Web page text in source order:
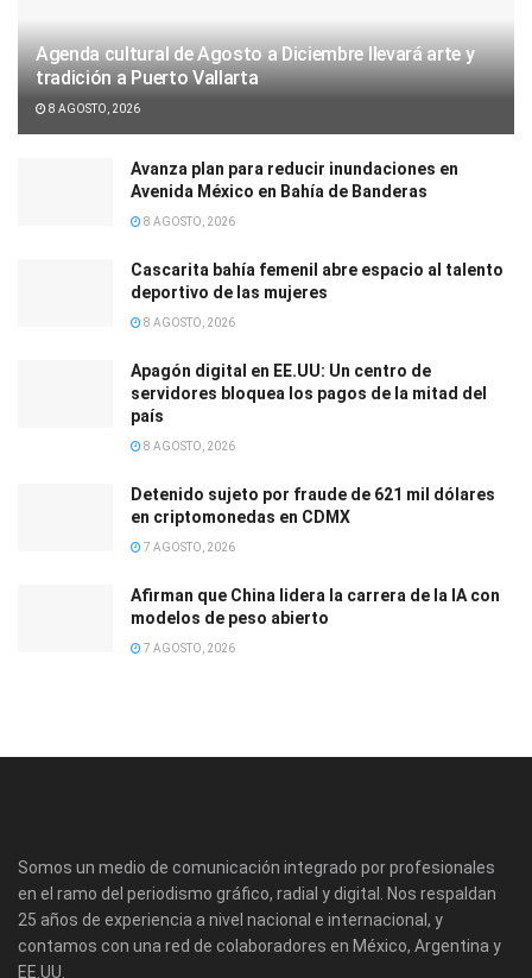
Agenda cultural de Agosto a Diciembre llevará arte y
tradición a Puerto Vallarta
8 AGOSTO, 2026
Avanza plan para reducir inundaciones en
Avenida México en Bahía de Banderas
8 AGOSTO, 2026
Cascarita bahía femenil abre espacio al talento
deportivo de las mujeres
8 AGOSTO, 2026
Apagón digital en EE.UU: Un centro de
servidores bloquea los pagos de la mitad del
país
8 AGOSTO, 2026
Detenido sujeto por fraude de 621 mil dólares
en criptomonedas en CDMX
7 AGOSTO, 2026
Afirman que China lidera la carrera de la IA con
modelos de peso abierto
7 AGOSTO, 2026
Somos un medio de comunicación integrado por profesionales
en el ramo del periodismo gráfico, radial y digital. Nos respaldan
25 años de experiencia a nivel nacional e internacional, y
contamos con una red de colaboradores en México, Argentina y
EE.UU.